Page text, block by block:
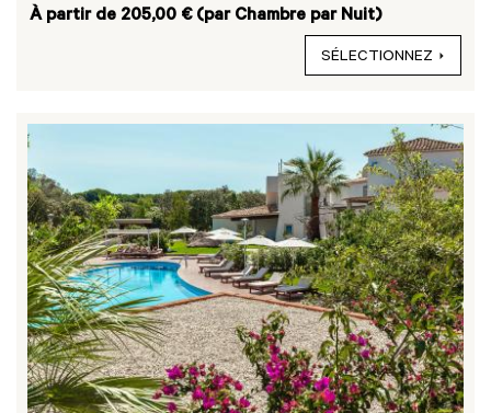
À partir de 205,00 € (par Chambre par Nuit)
SÉLECTIONNEZ